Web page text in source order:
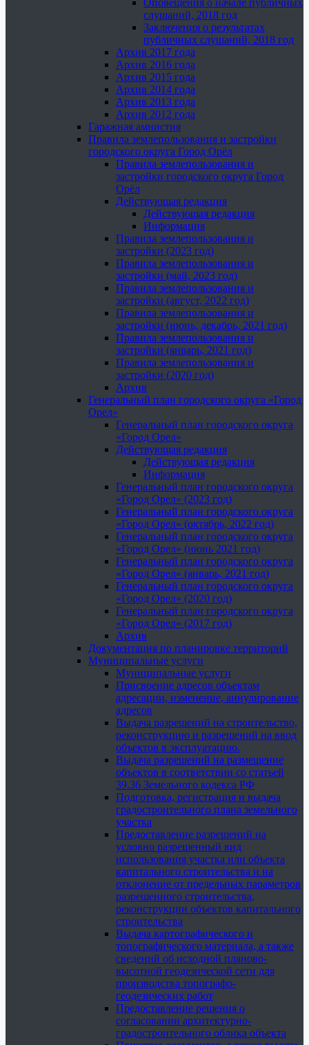
Оповещения о начале публичных
слушаний, 2018 год
Заключения о результатах
публичных слушаний, 2018 год
Архив 2017 года
Архив 2016 года
Архив 2015 года
Архив 2014 года
Архив 2013 года
Архив 2012 года
Гаражная амнистия
Правила землепользования и застройки
городского округа Город Орёл
Правила землепользования и
застройки городского округа Город
Орёл
Действующая редакция
Действующая редакция
Информация
Правила землепользования и
застройки (2023 год)
Правила землепользования и
застройки (май, 2023 год)
Правила землепользования и
застройки (август, 2022 год)
Правила землепользования и
застройки (июнь, декабрь, 2021 год)
Правила землепользования и
застройки (январь, 2021 год)
Правила землепользования и
застройки (2020 год)
Архив
Генеральный план городского округа «Город
Орел»
Генеральный план городского округа
«Город Орел»
Действующая редакция
Действующая редакция
Информация
Генеральный план городского округа
«Город Орел» (2023 год)
Генеральный план городского округа
«Город Орел» (октябрь, 2022 год)
Генеральный план городского округа
«Город Орел» (июнь 2021 год)
Генеральный план городского округа
«Город Орел» (январь, 2021 год)
Генеральный план городского округа
«Город Орел» (2020 год)
Генеральный план городского округа
«Город Орел» (2017 год)
Архив
Документация по планировке территорий
Муниципальные услуги
Муниципальные услуги
Присвоение адресов объектам
адресации, изменение, аннулирование
адресов
Выдача разрешений на строительство,
реконструкцию и разрешений на ввод
объектов в эксплуатацию.
Выдача разрешений на размещение
объектов в соответствии со статьей
39.36 Земельного кодекса РФ
Подготовка, регистрация и выдача
градостроительного плана земельного
участка
Предоставление разрешений на
условно разрешенный вид
использования участка или объекта
капитального строительства и на
отклонение от предельных параметров
разрешенного строительства,
реконструкции объектов капитального
строительства
Выдача картографического и
топографического материала, а также
сведений об исходной планово-
высотной геодезической сети для
производства топографо-
геодезических работ
Предоставление решения о
согласовании архитектурно-
градостроительного облика объекта